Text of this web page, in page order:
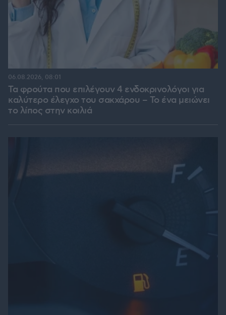
Τα φρούτα που επιλέγουν 4 ενδοκρινολόγοι για
καλύτερο έλεγχο του σακχάρου – Το ένα μειώνει
το λίπος στην κοιλιά
06.08.2026, 08:01